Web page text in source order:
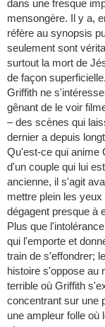
dans une fresque
mensongère. Il y a,
réfère au synopsis
seulement sont
surtout la mort de
de façon
Griffith ne
gênant de le voir
– des scènes qui
dernier a depuis
Qu'est-ce qui anime
d'un couple qui lui
ancienne, il s'agit
mettre plein les
dégagent presque à
Plus que
qui l'emporte et
train de s'effondrer;
histoire s'oppose au
terrible où Griffith
concentrant sur une
une ampleur folle où